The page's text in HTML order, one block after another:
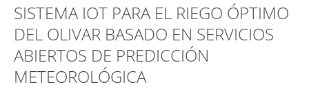
SISTEMA IOT PARA EL RIEGO ÓPTIMO
DEL OLIVAR BASADO EN SERVICIOS
ABIERTOS DE PREDICCIÓN
METEOROLÓGICA